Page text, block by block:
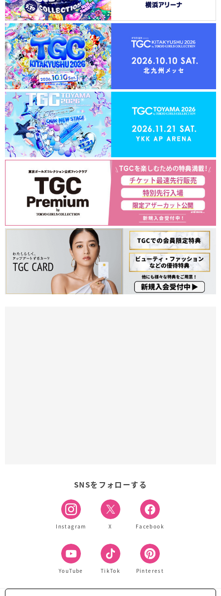
SNSをフォローする
Instagram X Facebook
YouTube TikTok Pinterest